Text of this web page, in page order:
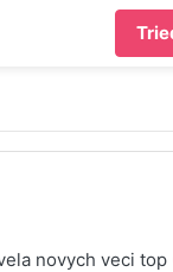
novych veci top